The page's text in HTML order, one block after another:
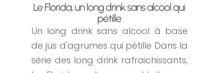
Le Florida, un long drink sans alcool qui
pétille
Un long drink sans alcool à base
de jus d'agrumes qui pétille Dans la
série des long drink rafraichissants,